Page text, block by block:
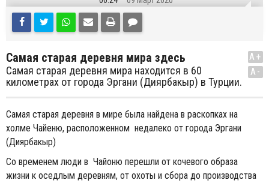
Самая старая деревня мира здесь
Самая старая деревня мира находится в 60
километрах от города Эргани (Диярбакыр) в Турции.
A+
A-
Самая старая деревня в мире была найдена в раскопках на
холме Чайеню, расположенном недалеко от города Эргани
(Диярбакыр)
Со временем люди в Чайоню перешли от кочевого образа
жизни к оседлым деревням, от охоты и сбора до производства